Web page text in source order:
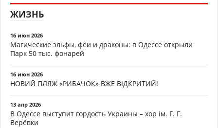
ЖИЗНЬ
16 июн 2026
Магические эльфы, феи и драконы: в Одессе открыли
Парк 50 тыс. фонарей
16 июн 2026
НОВИЙ ПЛЯЖ «РИБАЧОК» ВЖЕ ВІДКРИТИЙ!
13 апр 2026
В Одессе выступит гордость Украины – хор ім. Г. Г.
Верёвки